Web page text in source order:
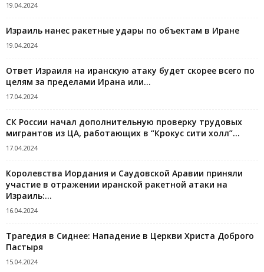
19.04.2024
Израиль нанес ракетные удары по объектам в Иране
19.04.2024
Ответ Израиля на иранскую атаку будет скорее всего по
целям за пределами Ирана или…
17.04.2024
СК России начал дополнительную проверку трудовых
мигрантов из ЦА, работающих в “Крокус сити холл”...
17.04.2024
Королевства Иордания и Саудовской Аравии приняли
участие в отражении иранской ракетной атаки на
Израиль:...
16.04.2024
Трагедия в Сиднее: Нападение в Церкви Христа Доброго
Пастыря
15.04.2024